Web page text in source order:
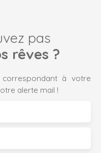
pas
rêves ?
à votre
alerte mail !